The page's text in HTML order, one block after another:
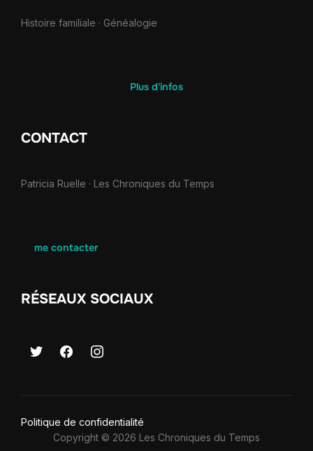
Histoire familiale · Généalogie
Plus d'infos
CONTACT
Patricia Ruelle · Les Chroniques du Temps
me contacter
RÉSEAUX SOCIAUX
Politique de confidentialité
Copyright © 2026 Les Chroniques du Temps